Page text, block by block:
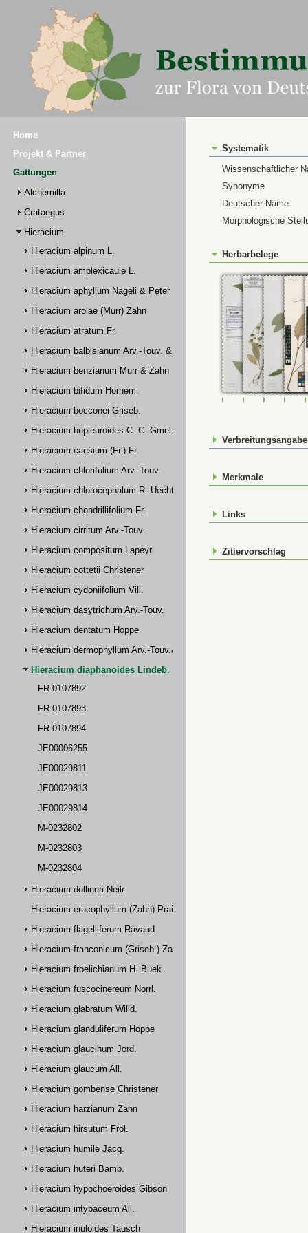
Home
Projekt & Partner
Gattungen
Alchemilla
Crataegus
Hieracium
Hieracium alpinum L.
Hieracium amplexicaule L.
Hieracium aphyllum Nägeli & Peter
Hieracium arolae (Murr) Zahn
Hieracium atratum Fr.
Hieracium balbisianum Arv.-Touv. & Briq.
Hieracium benzianum Murr & Zahn
Hieracium bifidum Hornem.
Hieracium bocconei Griseb.
Hieracium bupleuroides C. C. Gmel.
Hieracium caesium (Fr.) Fr.
Hieracium chlorifolium Arv.-Touv.
Hieracium chlorocephalum R. Uechtr.
Hieracium chondrillifolium Fr.
Hieracium cirritum Arv.-Touv.
Hieracium compositum Lapeyr.
Hieracium cottetii Christener
Hieracium cydoniifolium Vill.
Hieracium dasytrichum Arv.-Touv.
Hieracium dentatum Hoppe
Hieracium dermophyllum Arv.-Touv.& Briq.
Hieracium diaphanoides Lindeb.
FR-0107892
FR-0107893
FR-0107894
JE00006255
JE00029811
JE00029813
JE00029814
M-0232802
M-0232803
M-0232804
Hieracium dollineri Neilr.
Hieracium erucophyllum (Zahn) Prain
Hieracium flagelliferum Ravaud
Hieracium franconicum (Griseb.) Zahn
Hieracium froelichianum H. Buek
Hieracium fuscocinereum Norrl.
Hieracium glabratum Willd.
Hieracium glanduliferum Hoppe
Hieracium glaucinum Jord.
Hieracium glaucum All.
Hieracium gombense Christener
Hieracium harzianum Zahn
Hieracium hirsutum Fröl.
Hieracium humile Jacq.
Hieracium huteri Bamb.
Hieracium hypochoeroides Gibson
Hieracium intybaceum All.
Hieracium inuloides Tausch
Systematik
Wissenschaftlicher
Synonyme
Deutscher Name
Morphologische
Herbarbelege
FR-0107892FR-0107893
FR-
Merkmale
Links
Zitiervorschlag